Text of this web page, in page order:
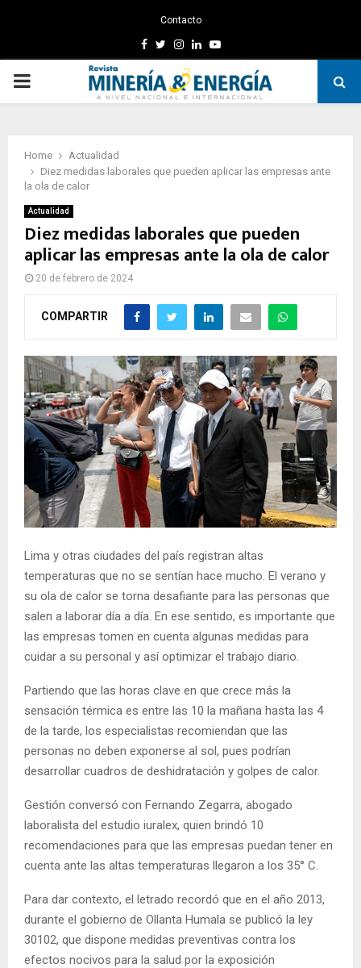
Contacto
Facebook
TwitterInstagram
LinkedinYoutube
PRIMARY
Home
Actualidad
Diez medidas laborales que pueden aplicar las empresas ante
la ola de calor
Actualidad
Diez medidas laborales que pueden
aplicar las empresas ante la ola de calor
20 de febrero de 2024
COMPARTIR
Lima y otras ciudades del país registran altas
temperaturas que no se sentían hace mucho. El verano y
su ola de calor se torna desafiante para las personas que
salen a laborar día a día. En ese sentido, es importante que
las empresas tomen en cuenta algunas medidas para
cuidar a su personal y así optimizar el trabajo diario.
Partiendo que las horas clave en que crece más la
sensación térmica es entre las 10 la mañana hasta las 4
de la tarde, los especialistas recomiendan que las
personas no deben exponerse al sol, pues podrían
desarrollar cuadros de deshidratación y golpes de calor.
Gestión conversó con Fernando Zegarra, abogado
laboralista del estudio iuralex, quien brindó 10
recomendaciones para que las empresas puedan tener en
cuenta ante las altas temperaturas llegaron a los 35° C.
Para dar contexto, el letrado recordó que en el año 2013,
durante el gobierno de Ollanta Humala se publicó la ley
30102, que dispone medidas preventivas contra los
efectos nocivos para la salud por la exposición